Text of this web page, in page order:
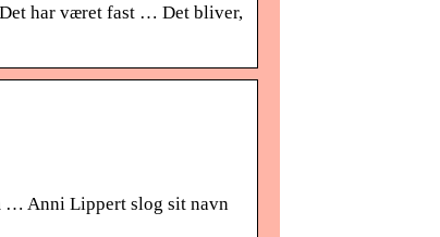
har været fast … Det bliver,
… Anni Lippert slog sit navn